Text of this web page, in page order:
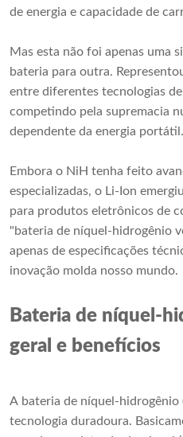
de energia e capacidade de
Mas esta não foi apenas uma
bateria para outra.
entre diferentes tecnologias
competindo pela supremacia
dependente da energia portátil.
Embora o NiH tenha feito
especializadas, o Li-Ion
para produtos eletrônicos de
"bateria de níquel-hidrogênio
apenas de especificações
inovação molda nosso mundo.
Bateria de níquel-
geral e benefícios
A bateria de níquel-hidrogênio
tecnologia duradoura.